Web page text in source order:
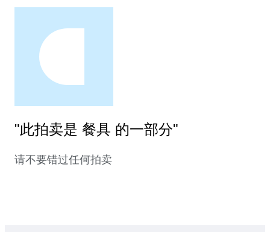
"此拍卖是 餐具 的一部分"
请不要错过任何拍卖